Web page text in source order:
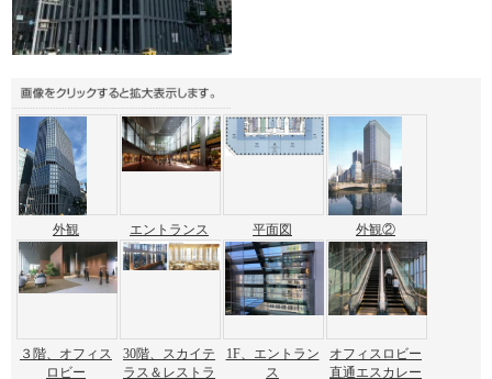
外観 エントランス 平面図 外観②
３階、オフィス
ロビー
30階、スカイテ
ラス＆レストラ
1F、エントラン
ス
オフィスロビー
直通エスカレー